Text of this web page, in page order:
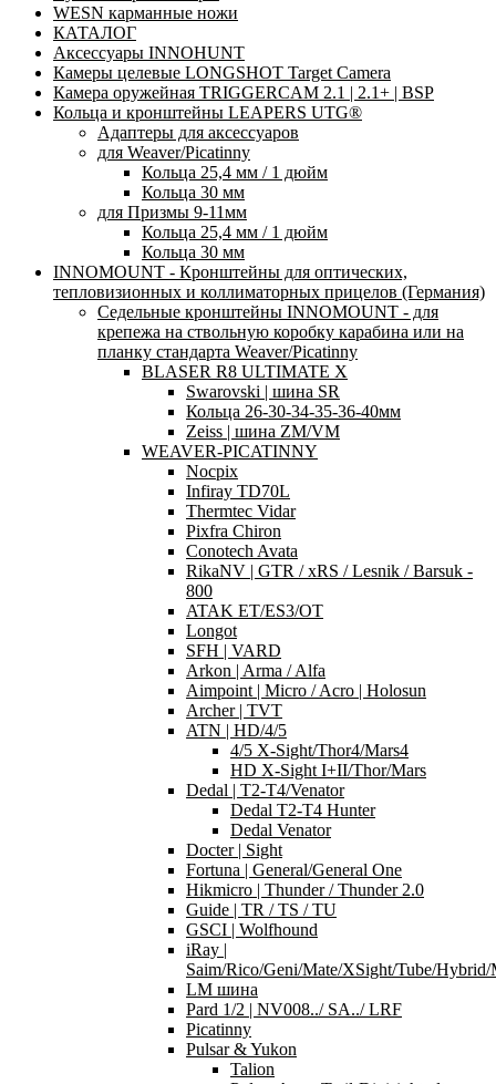
WESN карманные ножи
КАТАЛОГ
Аксессуары INNOHUNT
Камеры целевые LONGSHOT Target Camera
Камера оружейная TRIGGERCAM 2.1 | 2.1+ | BSP
Кольца и кронштейны LEAPERS UTG®
Адаптеры для аксессуаров
для Weaver/Picatinny
Кольца 25,4 мм / 1 дюйм
Кольца 30 мм
для Призмы 9-11мм
Кольца 25,4 мм / 1 дюйм
Кольца 30 мм
INNOMOUNT - Кронштейны для оптических,
тепловизионных и коллиматорных прицелов (Германия)
Седельные кронштейны INNOMOUNT - для
крепежа на ствольную коробку карабина или на
планку стандарта Weaver/Picatinny
BLASER R8 ULTIMATE X
Swarovski | шина SR
Кольца 26-30-34-35-36-40мм
Zeiss | шина ZM/VM
WEAVER-PICATINNY
Nocpix
Infiray TD70L
Thermtec Vidar
Pixfra Chiron
Conotech Avata
RikaNV | GTR / xRS / Lesnik / Barsuk -
800
ATAK ET/ES3/OT
Longot
SFH | VARD
Arkon | Arma / Alfa
Aimpoint | Micro / Acro | Holosun
Archer | TVT
ATN | HD/4/5
4/5 X-Sight/Thor4/Mars4
HD X-Sight I+II/Thor/Mars
Dedal | T2-T4/Venator
Dedal T2-T4 Hunter
Dedal Venator
Docter | Sight
Fortuna | General/General One
Hikmicro | Thunder / Thunder 2.0
Guide | TR / TS / TU
GSCI | Wolfhound
iRay |
Saim/Rico/Geni/Mate/XSight/Tube/
LM шина
Pard 1/2 | NV008../ SA../ LRF
Picatinny
Pulsar & Yukon
Talion